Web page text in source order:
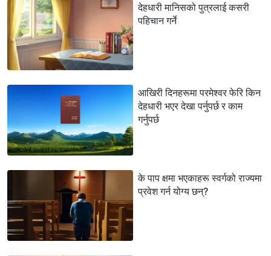
देहधारी मानिसको पुत्रलाई कसरी
पहिचान गर्ने
आखिरी दिनहरूमा परमेश्‍वर फेरि किन
देहधारी भएर देखा पर्नुपर्छ र काम
गर्नुपर्छ
के पाप क्षमा भएकाहरू स्वर्गको राज्यमा
प्रवेश गर्न योग्य छन्?